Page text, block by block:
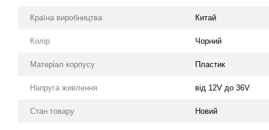
Країна виробництва Китай
Колір Чорний
Матеріал корпусу Пластик
Напруга живлення від 12V до 36V
Стан товару Новий